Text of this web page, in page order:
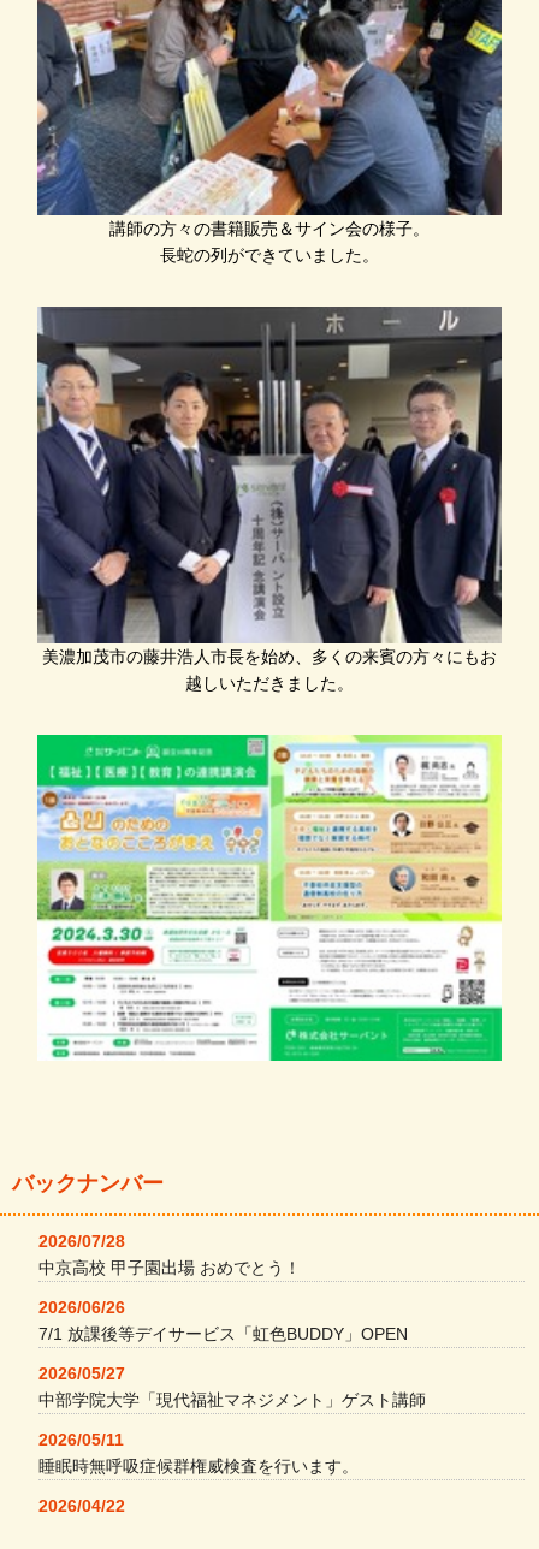
講師の方々の書籍販売＆サイン会の様子。
長蛇の列ができていました。
美濃加茂市の藤井浩人市長を始め、多くの来賓の方々にもお
越しいただきました。
バックナンバー
2026/07/28
中京高校 甲子園出場 おめでとう！
2026/06/26
7/1 放課後等デイサービス「虹色BUDDY」OPEN
2026/05/27
中部学院大学「現代福祉マネジメント」ゲスト講師
2026/05/11
睡眠時無呼吸症候群権威検査を行います。
2026/04/22